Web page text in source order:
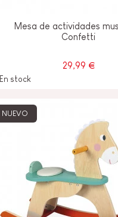
Mesa de actividades
Confetti
29,99 €
En stock
NUEVO